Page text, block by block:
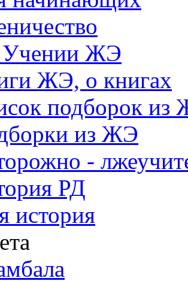
Учении ЖЭ
ЖЭ, о книгах
подборок из
из ЖЭ
-
РД
история